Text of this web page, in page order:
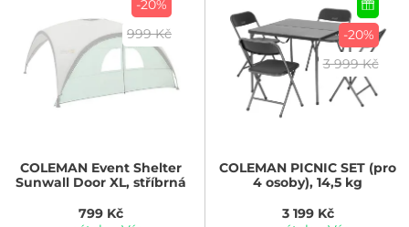
-20%
999 Kč
COLEMAN Event Shelter
Sunwall Door XL, stříbrná
799 Kč
-20%
3 999 Kč
COLEMAN PICNIC SET (pro
4 osoby), 14,5 kg
3 199 Kč